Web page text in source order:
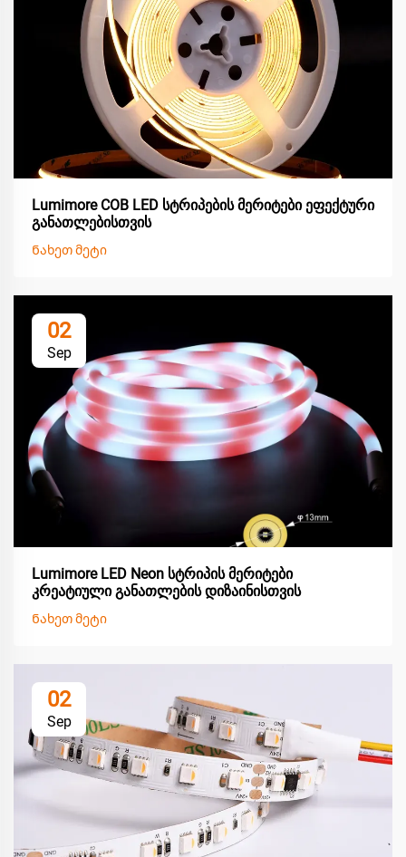
Lumimore COB LED სტრიპების მერიტები ეფექტური
განათლებისთვის
Ნახეთ მეტი
02
Sep
Lumimore LED Neon სტრიპის მერიტები
კრეატიული განათლების დიზაინისთვის
Ნახეთ მეტი
02
Sep